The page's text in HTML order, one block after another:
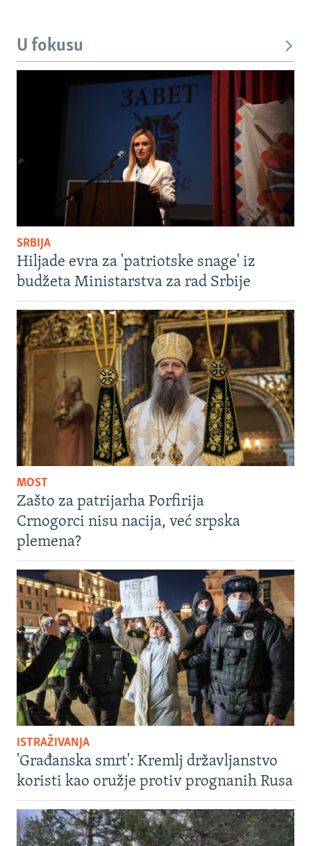
U fokusu
SRBIJA
Hiljade evra za 'patriotske snage' iz
budžeta Ministarstva za rad Srbije
MOST
Zašto za patrijarha Porfirija
Crnogorci nisu nacija, već srpska
plemena?
ISTRAŽIVANJA
'Građanska smrt': Kremlj državljanstvo
koristi kao oružje protiv prognanih Rusa